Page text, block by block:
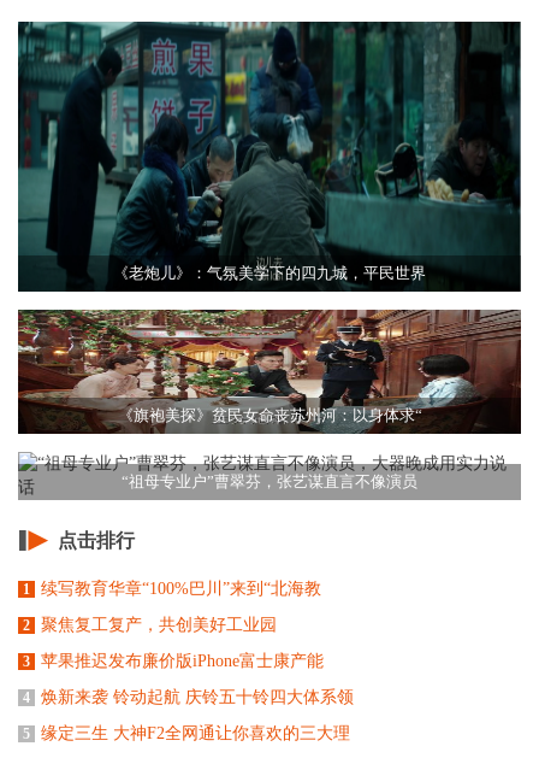
《老炮儿》：气氛美学下的四九城，平民世界
《旗袍美探》贫民女命丧苏州河：以身体求“
“祖母专业户”曹翠芬，张艺谋直言不像演员
点击排行
1 续写教育华章“100%巴川”来到“北海教
2 聚焦复工复产，共创美好工业园
3 苹果推迟发布廉价版iPhone富士康产能
4 焕新来袭 铃动起航 庆铃五十铃四大体系领
5 缘定三生 大神F2全网通让你喜欢的三大理